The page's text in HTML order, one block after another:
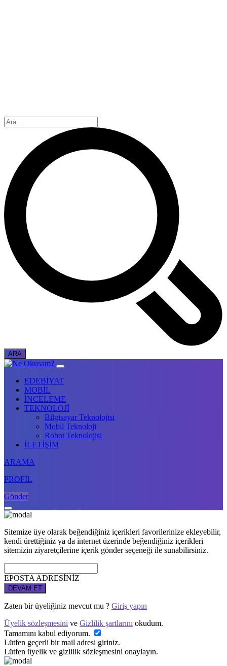
EDEBİYAT
MOBİL
İNCELEME
TEKNOLOJİ
Bilgisayar Teknolojisi
Mobil Teknoloji
Robot Teknolojisi
İLETİŞİM
ARAMA
PROFİL
Gönder
Sitemize üye olarak beğendiğiniz içerikleri favorilerinize ekleyebilir,
kendi ürettiğiniz ya da internet üzerinde beğendiğiniz içerikleri
sitemizin ziyaretçilerine içerik gönder seçeneği ile sunabilirsiniz.
EPOSTA ADRESİNİZ
DEVAM ET
Zaten bir üyeliğiniz mevcut mu ? Giriş yapın
Üyelik sözleşmesini ve Gizlilik şartlarını okudum.
Tamamını kabul ediyorum.
Lütfen geçerli bir mail adresi giriniz.
Lütfen üyelik ve gizlilik sözleşmesini onaylayın.